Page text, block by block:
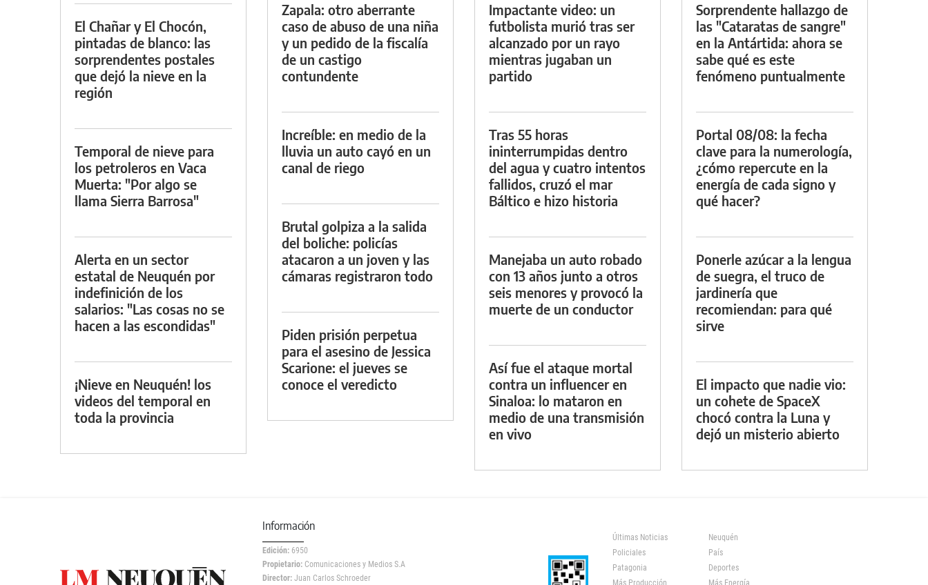
El Chañar y El Chocón,
pintadas de blanco: las
sorprendentes postales
que dejó la nieve en la
región
Temporal de nieve para
los petroleros en Vaca
Muerta: "Por algo se
llama Sierra Barrosa"
Alerta en un sector
estatal de Neuquén por
indefinición de los
salarios: "Las cosas no se
hacen a las escondidas"
¡Nieve en Neuquén! los
videos del temporal en
toda la provincia
Zapala: otro aberrante
caso de abuso de una niña
y un pedido de la fiscalía
de un castigo
contundente
Increíble: en medio de la
lluvia un auto cayó en un
canal de riego
Brutal golpiza a la salida
del boliche: policías
atacaron a un joven y las
cámaras registraron todo
Piden prisión perpetua
para el asesino de Jessica
Scarione: el jueves se
conoce el veredicto
Impactante video: un
futbolista murió tras ser
alcanzado por un rayo
mientras jugaban un
partido
Tras 55 horas
ininterrumpidas dentro
del agua y cuatro intentos
fallidos, cruzó el mar
Báltico e hizo historia
Manejaba un auto robado
con 13 años junto a otros
seis menores y provocó la
muerte de un conductor
Así fue el ataque mortal
contra un influencer en
Sinaloa: lo mataron en
medio de una transmisión
en vivo
Sorprendente hallazgo de
las "Cataratas de sangre"
en la Antártida: ahora se
sabe qué es este
fenómeno puntualmente
Portal 08/08: la fecha
clave para la numerología,
¿cómo repercute en la
energía de cada signo y
qué hacer?
Ponerle azúcar a la lengua
de suegra, el truco de
jardinería que
recomiendan: para qué
sirve
El impacto que nadie vio:
un cohete de SpaceX
chocó contra la Luna y
dejó un misterio abierto
Información
Edición:6950
Propietario:Comunicaciones y Medios S.A
Director: Juan Carlos Schroeder
Últimas Noticias
Neuquén
Policiales
País
Patagonia
Deportes
Más Producción
Más Energía